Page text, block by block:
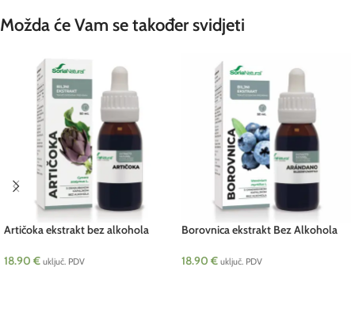
Možda će Vam se također svidjeti
Artičoka ekstrakt bez alkohola
18.90 € uključ. PDV
Borovnica ekstrakt Bez Alkohola
18.90 € uključ. PDV